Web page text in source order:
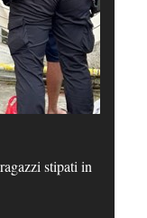
stipati in